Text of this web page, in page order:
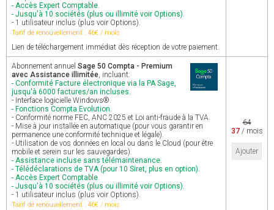
- Accès Expert Comptable.
- Jusqu'à 10 sociétés (plus ou illimité voir Options).
- 1 utilisateur inclus (plus voir Options).
Tarif de renouvellement : 46€ / mois
Lien de téléchargement immédiat dès réception de votre paiement.
Abonnement annuel Sage 50 Compta - Premium
avec Assistance illimitée, incluant:
- Conformité Facture électronique via la PA Sage,
jusqu'à 6000 factures/an incluses.
- Interface logicielle Windows®.
- Fonctions Compta Evolution.
- Conformité norme FEC, ANC 2025 et Loi anti-fraude à la TVA.
- Mise à jour installée en automatique (pour vous garantir en
permanence une conformité technique et légale).
- Utilisation de vos données en local ou dans le Cloud (pour être
mobile et serein sur les sauvegardes).
- Assistance incluse sans télémaintenance.
- Télédéclarations de TVA (pour 10 Siret, plus en option).
- Accès Expert Comptable.
- Jusqu'à 10 sociétés (plus ou illimité voir Options).
- 1 utilisateur inclus (plus voir Options).
Tarif de renouvellement : 46€ / mois
64
37/ mois
Ajouter